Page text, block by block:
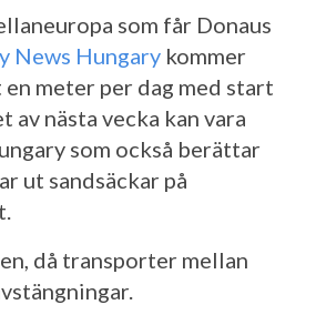
som får Donaus
News Hungary kommer
meter per dag med start
av nästa vecka kan vara
som också berättar
ut sandsäckar på
då transporter mellan